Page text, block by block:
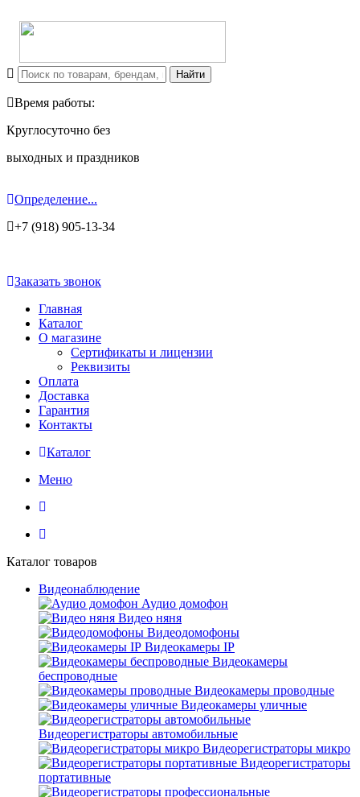
Время работы:
Круглосуточно без
выходных и праздников
Определение...
+7 (918) 905-13-34
Заказать звонок
Главная
Каталог
О магазине
Сертификаты и лицензии
Реквизиты
Оплата
Доставка
Гарантия
Контакты
Каталог
Меню
Каталог товаров
Видеонаблюдение
Аудио домофон
Видео няня
Видеодомофоны
Видеокамеры IP
Видеокамеры
беспроводные
Видеокамеры проводные
Видеокамеры уличные
Видеорегистраторы автомобильные
Видеорегистраторы микро
Видеорегистраторы
портативные